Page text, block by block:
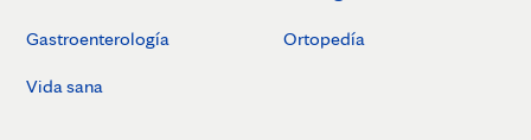
Gastroenterología
Vida sana
Ortopedía